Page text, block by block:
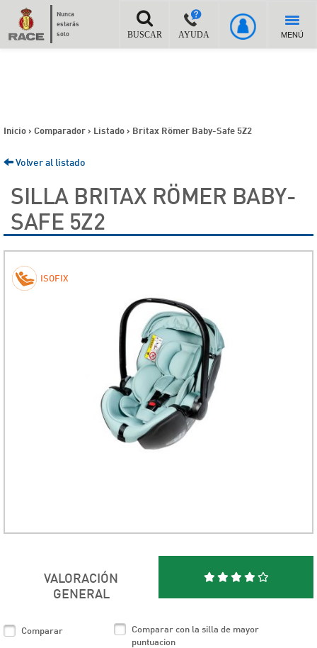
Nunca
estarás
solo
BUSCAR AYUDA MENÚ
Inicio > Comparador > Listado > Britax Römer Baby-Safe 5Z2
Volver al listado
SILLA BRITAX RÖMER BABY-
SAFE 5Z2
ISOFIX
VALORACIÓN
GENERAL
Comparar
Comparar con la silla de mayor
puntuacion